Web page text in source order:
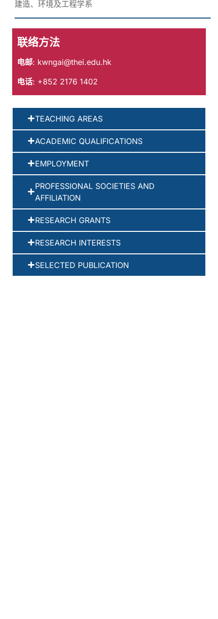
建造、环境及工程学系
联络方法
电邮: kwngai@thei.edu.hk
电话: +852 2176 1402
TEACHING AREAS
ACADEMIC QUALIFICATIONS
EMPLOYMENT
PROFESSIONAL SOCIETIES AND
AFFILIATION
RESEARCH GRANTS
RESEARCH INTERESTS
SELECTED PUBLICATION